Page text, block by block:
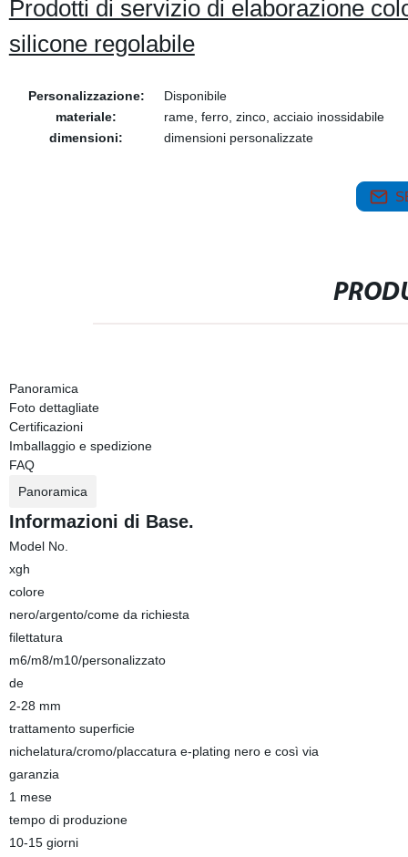
Prodotti di servizio di elaborazione
silicone regolabile
Personalizzazione:
Disponibile
materiale:
rame, ferro, zinco, acciaio inossidabile
dimensioni:
dimensioni personalizzate
Panoramica
Foto dettagliate
Certificazioni
Imballaggio e spedizione
FAQ
Panoramica
Informazioni di Base.
Model No.
xgh
colore
nero/argento/come da richiesta
filettatura
m6/m8/m10/personalizzato
de
2-28 mm
trattamento superficie
nichelatura/cromo/placcatura e-plating nero e così via
garanzia
1 mese
tempo di produzione
10-15 giorni